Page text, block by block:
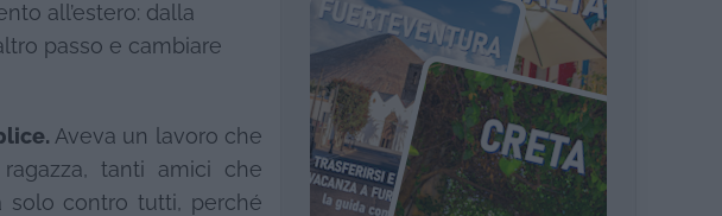
all’estero: dalla
passo e cambiare
Aveva un lavoro che
tanti amici che
solo contro tutti, perché